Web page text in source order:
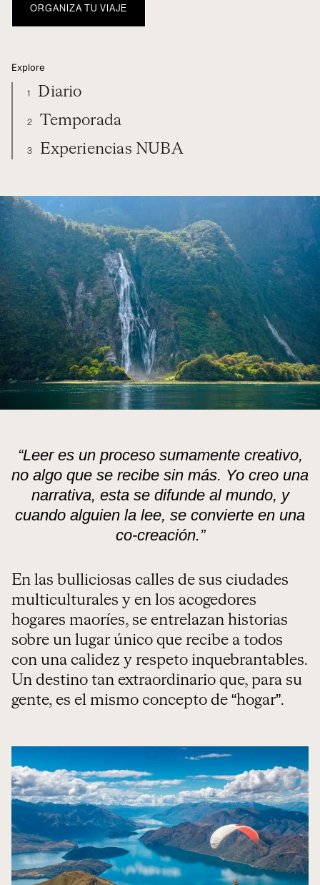
ORGANIZA TU VIAJE
Explore
1 Diario
2 Temporada
3 Experiencias NUBA
ORGANIZA TU VIAJE
“Leer es un proceso sumamente creativo,
no algo que se recibe sin más. Yo creo una
narrativa, esta se difunde al mundo, y
cuando alguien la lee, se convierte en una
co-creación.”
En las bulliciosas calles de sus ciudades
multiculturales y en los acogedores
hogares maoríes, se entrelazan historias
sobre un lugar único que recibe a todos
con una calidez y respeto inquebrantables.
Un destino tan extraordinario que, para su
gente, es el mismo concepto de “hogar”.